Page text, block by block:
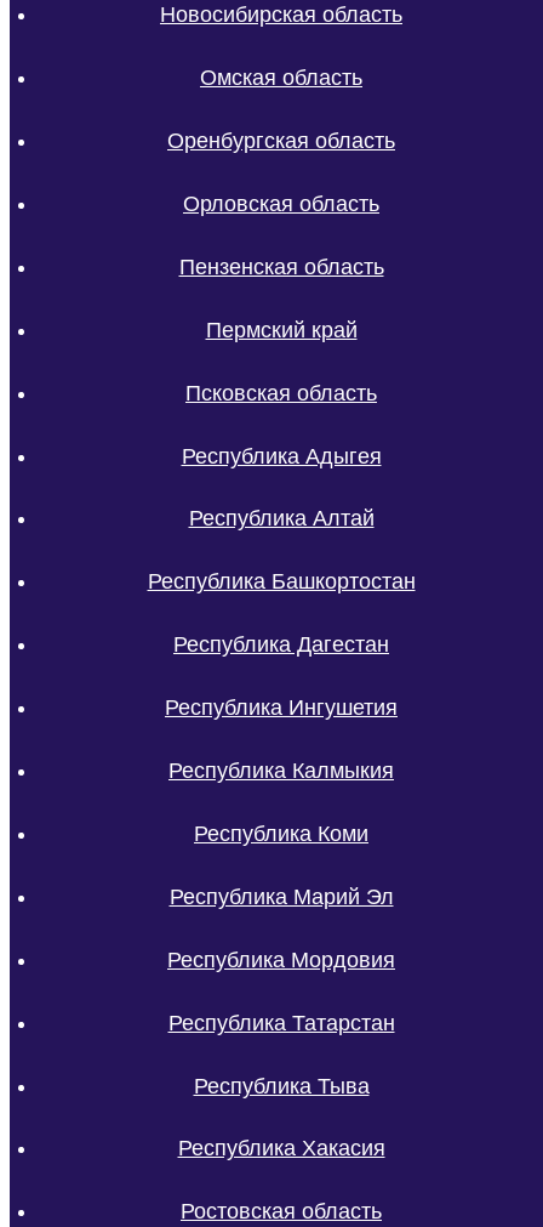
Новосибирская область
Омская область
Оренбургская область
Орловская область
Пензенская область
Пермский край
Псковская область
Республика Адыгея
Республика Алтай
Республика Башкортостан
Республика Дагестан
Республика Ингушетия
Республика Калмыкия
Республика Коми
Республика Марий Эл
Республика Мордовия
Республика Татарстан
Республика Тыва
Республика Хакасия
Ростовская область